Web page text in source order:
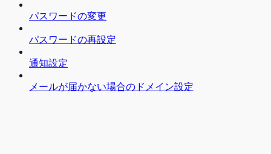
パスワードの変更
パスワードの再設定
通知設定
メールが届かない場合のドメイン設定